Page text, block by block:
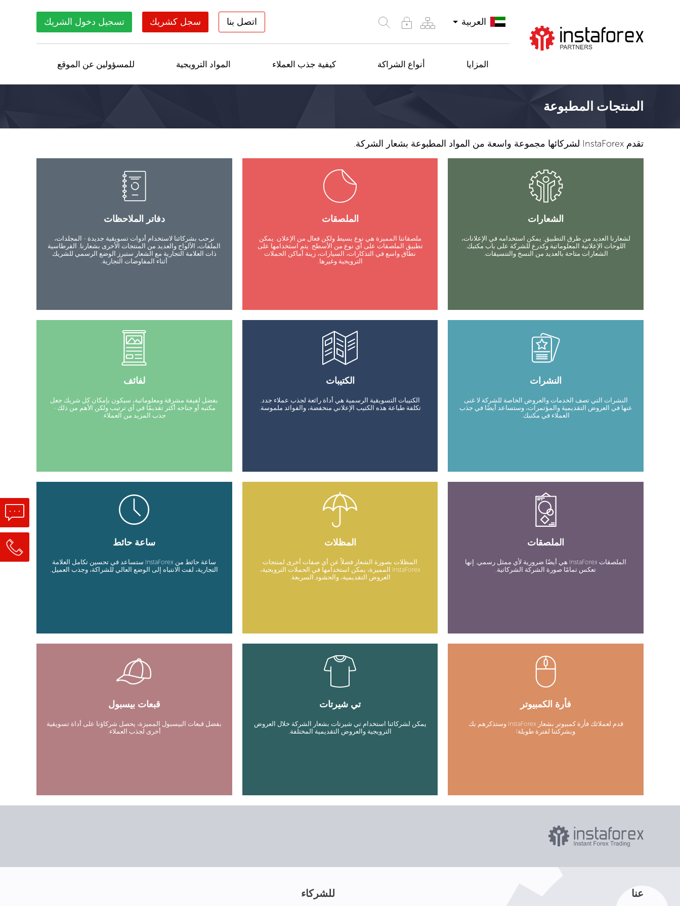
العربية اتصل بنا سجل كشريك تسجيل دخول الشريك
المزايا أنواع الشراكة كيفية جذب العملاء المواد الترويجية للمسؤولين عن الموقع
المنتجات المطبوعة
تقدم InstaForex لشركائها مجموعة واسعة من المواد المطبوعة بشعار الشركة.
الشعارات
لشعارنا العديد من طرق التطبيق: يمكن استخدامه في الإعلانات،
اللوحات الإعلانية المعلوماتية وكدرع للشركة على باب مكتبك.
الشعارات متاحة بالعديد من النسخ والتنسيقات.
الملصقات
ملصقاتنا المميزة هي نوع بسيط ولكن فعال من الإعلان. يمكن
تطبيق الملصقات على أي نوع من الأسطح. يتم استخدامها على
نطاق واسع في التذكارات، السيارات، زينة أماكن الحملات
الترويجية وغيرها.
دفاتر الملاحظات
نرحب بشركائنا لاستخدام أدوات تسويقية جديدة - المجلدات،
الملفات، الألواح والعديد من المنتجات الأخرى بشعارنا. القرطاسية
ذات العلامة التجارية مع الشعار ستبرز الوضع الرسمي للشريك
أثناء المفاوضات التجارية.
النشرات
النشرات التي تصف الخدمات والعروض الخاصة للشركة لا غنى
عنها في العروض التقديمية والمؤتمرات، وستساعد أيضًا في جذب
العملاء في مكتبك.
الكتيبات
الكتيبات التسويقية الرسمية هي أداة رائعة لجذب عملاء جدد.
تكلفة طباعة هذه الكتيب الإعلاني منخفضة، والفوائد ملموسة.
لفائف
بفضل لفيفة مشرقة ومعلوماتية، سيكون بإمكان كل شريك جعل
مكتبه أو جناحه أكثر تقديمًا في أي ترتيب ولكن الأهم من ذلك -
جذب المزيد من العملاء.
الملصقات
الملصقات InstaForex هي أيضًا ضرورية لأي ممثل رسمي. إنها
تعكس تمامًا صورة الشركة الشركاتية.
المظلات
المظلات بصورة الشعار فضلاً عن أي صفات أخرى لمنتجات
InstaForex المميزة، يمكن استخدامها في الحملات الترويجية،
العروض التقديمية، والحشود السريعة.
ساعة حائط
ساعة حائط من InstaForex ستساعد في تحسين تكامل العلامة
التجارية، لفت الانتباه إلى الوضع العالي للشراكة، وجذب العميل.
فأرة الكمبيوتر
قدم لعملائك فأرة كمبيوتر بشعار InstaForex وستذكرهم بك
وبشركتنا لفترة طويلة!
تي شيرتات
يمكن لشركائنا استخدام تي شيرتات بشعار الشركة خلال العروض
الترويجية والعروض التقديمية المختلفة.
قبعات بيسبول
بفضل قبعات البيسبول المميزة، يحصل شركاؤنا على أداة تسويقية
أخرى لجذب العملاء.
عنا للشركاء